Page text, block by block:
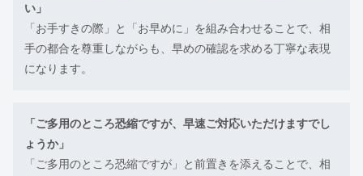
い」
「お手すきの際」と「お早めに」を組み合わせることで、相
手の都合を尊重しながらも、早めの確認を求める丁寧な表現
になります。
「ご多用のところ恐縮ですが、早速ご対応いただけますでし
ょうか」
「ご多用のところ恐縮ですが」と前置きを添えることで、相